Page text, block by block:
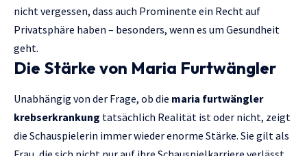
nicht vergessen, dass auch Prominente ein Recht auf
Privatsphäre haben – besonders, wenn es um Gesundheit
geht.
Die Stärke von Maria Furtwängler
Unabhängig von der Frage, ob die maria furtwängler
krebserkrankung tatsächlich Realität ist oder nicht, zeigt
die Schauspielerin immer wieder enorme Stärke. Sie gilt als